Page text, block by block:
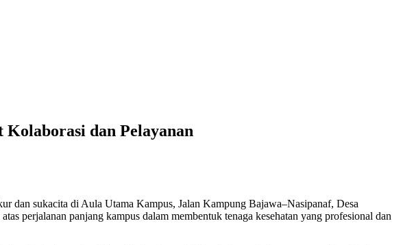
dan Pelayanan
dan sukacita di Aula Utama Kampus, Jalan Kampung Bajawa–Nasipanaf, Desa
perjalanan panjang kampus dalam membentuk tenaga kesehatan yang profesional dan